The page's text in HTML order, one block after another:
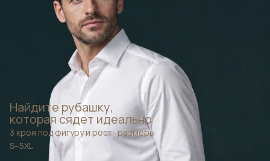
Найдите рубашку,
которая сядет идеально
3 кроя под фигуру и рост · размеры
S–5XL